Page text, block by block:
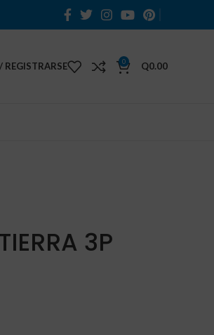
REGISTRARSE 0 Q0.00
3P